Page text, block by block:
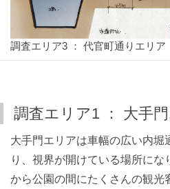
調査エリア3 ： 代官町通りエリア
調査エリア1 ： 大手
大手門エリアは車幅の広い内堀
り、視界が開けている場所にな
から公園の間にたくさんの観光